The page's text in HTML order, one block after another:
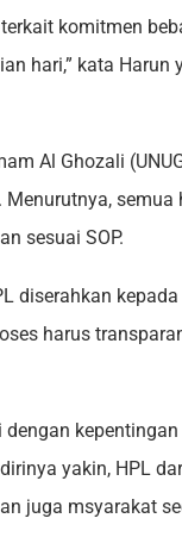
komitmen
hari,” kata Harun
Al Ghozali
semua
sesuai SOP.
diserahkan
harus
yakin, HPL
juga msyarakat